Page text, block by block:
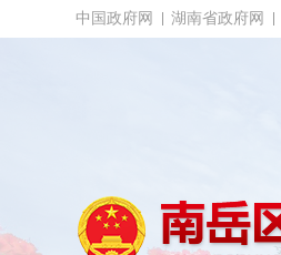
中国政府网 湖南省政府网